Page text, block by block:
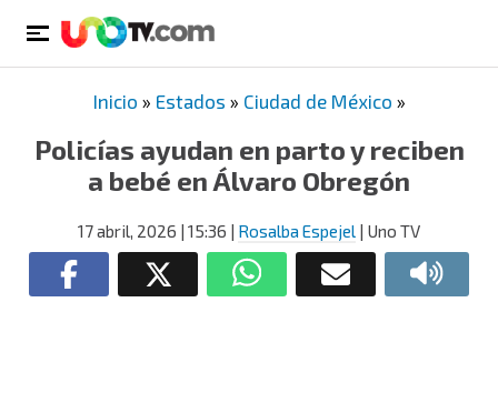
Inicio » Estados » Ciudad de México »
Policías ayudan en parto y reciben
a bebé en Álvaro Obregón
17 abril, 2026 | 15:36 | Rosalba Espejel | Uno TV